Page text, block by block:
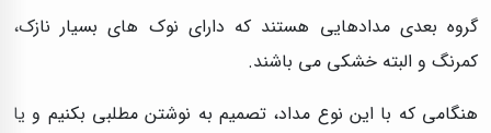
گروه بعدی مدادهایی هستند که دارای نوک های بسیار نازک،
کمرنگ و البته خشکی می باشند.
هنگامی که با این نوع مداد، تصمیم به نوشتن مطلبی بکنیم و یا